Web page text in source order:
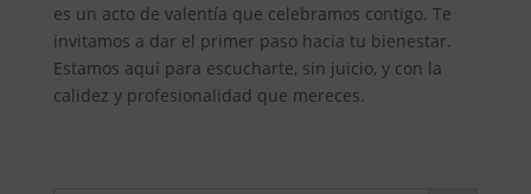
es un acto de valentía que celebramos contigo. Te
invitamos a dar el primer paso hacia tu bienestar.
Estamos aquí para escucharte, sin juicio, y con la
calidez y profesionalidad que mereces.